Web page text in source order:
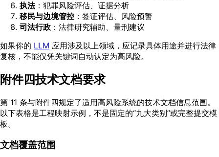
执法：犯罪风险评估、证据分析
移民与边境管控 ：签证评估、风险预警
司法行政 ：法律研究辅助、量刑建议
如果你的 LLM 应用涉及以上领域，应记录具体用途并进行法律
复核，不能仅凭关键词自动认定为高风险。
附件四技术文档要求
第 11 条与附件四规定了适用高风险系统的技术文档信息范围。
以下表格是工程映射示例，不是固定的“九大类别”或完整提交模
板。
文档覆盖范围